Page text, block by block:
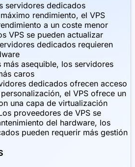
servidores dedicados
rendimiento, el VPS
a un coste menor
VPS se pueden actualizar
dedicados requieren
más asequible, los servidores
caros
dedicados ofrecen acceso
el VPS ofrece un
una capa de virtualización
proveedores de VPS se
del hardware, los
pueden requerir más gestión